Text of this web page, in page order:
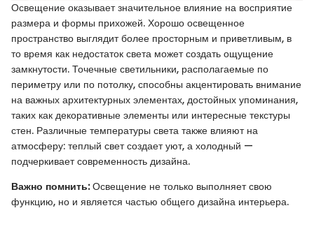
Освещение оказывает значительное влияние на восприятие
размера и формы прихожей. Хорошо освещенное
пространство выглядит более просторным и приветливым, в
то время как недостаток света может создать ощущение
замкнутости. Точечные светильники, располагаемые по
периметру или по потолку, способны акцентировать внимание
на важных архитектурных элементах, достойных упоминания,
таких как декоративные элементы или интересные текстуры
стен. Различные температуры света также влияют на
атмосферу: теплый свет создает уют, а холодный —
подчеркивает современность дизайна.
Важно помнить:Освещение не только выполняет свою
функцию, но и является частью общего дизайна интерьера.